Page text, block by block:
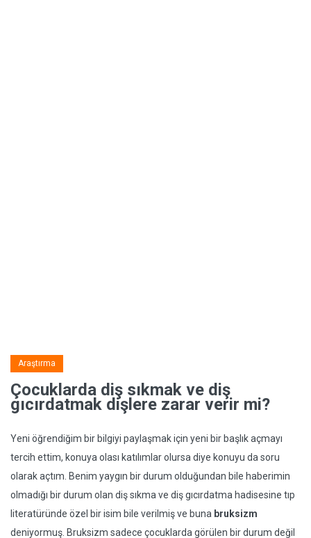
Araştırma
Çocuklarda diş sıkmak ve diş
gıcırdatmak dişlere zarar verir mi?
Yeni öğrendiğim bir bilgiyi paylaşmak için yeni bir başlık açmayı
tercih ettim, konuya olası katılımlar olursa diye konuyu da soru
olarak açtım. Benim yaygın bir durum olduğundan bile haberimin
olmadığı bir durum olan diş sıkma ve diş gıcırdatma hadisesine tıp
literatüründe özel bir isim bile verilmiş ve buna bruksizm
deniyormuş. Bruksizm sadece çocuklarda görülen bir durum değil